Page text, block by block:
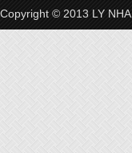
Copyright © 2013 LY